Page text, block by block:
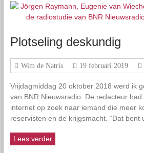
Plotseling deskundig
Wim de Natris 19 februari 2019
Vrijdagmiddag 20 oktober 2018 werd ik
van BNR Nieuwsradio. De redacteur
internet op zoek naar iemand die meer
reservisten en de krijgsmacht. “Dat bent
Lees verder